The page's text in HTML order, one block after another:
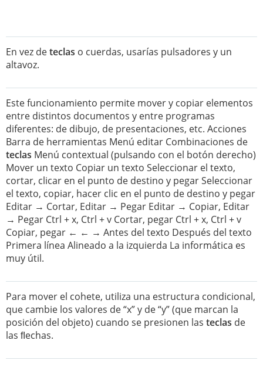
En vez deteclas o cuerdas, usarías pulsadores y un
altavoz.
Este funcionamiento permite mover y copiar elementos
entre distintos documentos y entre programas
diferentes: de dibujo, de presentaciones, etc. Acciones
Barra de herramientas Menú editar Combinaciones de
teclas Menú contextual (pulsando con el botón derecho)
Mover un texto Copiar un texto Seleccionar el texto,
cortar, clicar en el punto de destino y pegar Seleccionar
el texto, copiar, hacer clic en el punto de destino y pegar
Editar → Cortar, Editar → Pegar Editar → Copiar, Editar
→ Pegar Ctrl + x, Ctrl + v Cortar, pegar Ctrl + x, Ctrl + v
Copiar, pegar ← ← → Antes del texto Después del texto
Primera línea Alineado a la izquierda La informática es
muy útil.
Para mover el cohete, utiliza una estructura condicional,
que cambie los valores de “x” y de “y” (que marcan la
posición del objeto) cuando se presionen las teclas de
las ﬂechas.